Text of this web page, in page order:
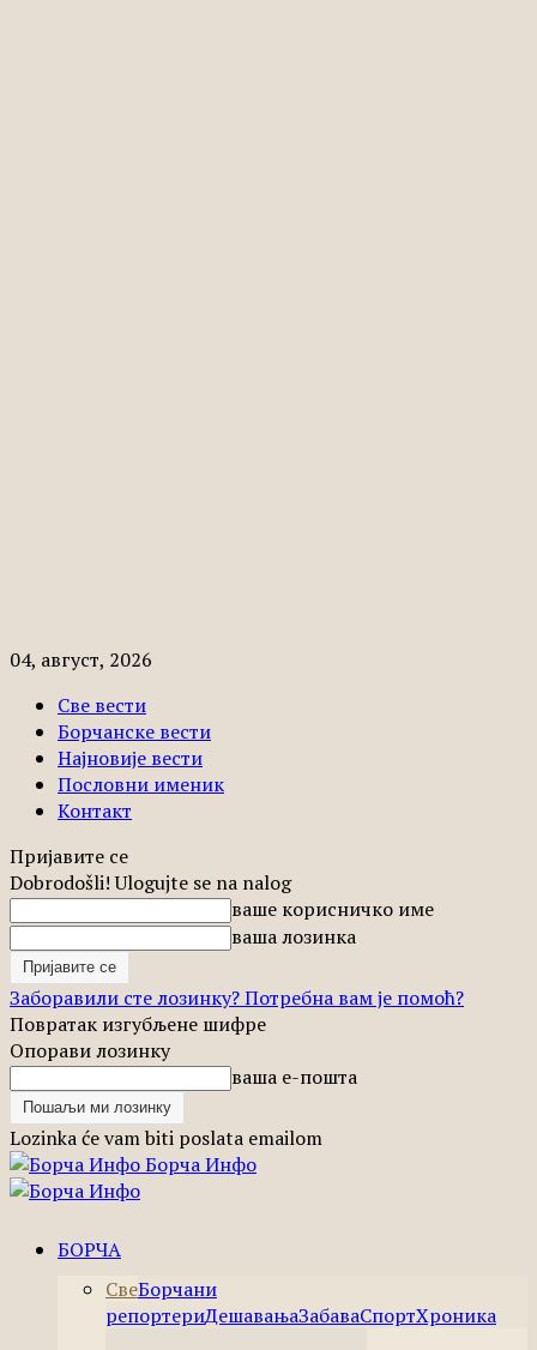
04, август, 2026
Све вести
Борчанске вести
Најновије вести
Пословни именик
Контакт
Пријавите се
Dobrodošli! Ulogujte se na nalog
ваше корисничко име
ваша лозинка
Заборавили сте лозинку? Потребна вам је помоћ?
Повратак изгубљене шифре
Опорави лозинку
ваша е-пошта
Lozinka će vam biti poslata emailom
Борча Инфо
БОРЧА
СвеБорчани
репортериДешавањаЗабаваСпортХроника